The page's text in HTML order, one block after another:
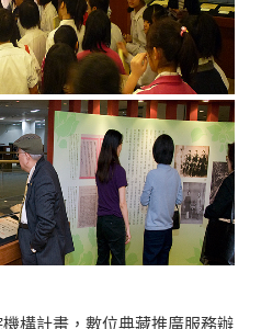
構計畫，數位典藏推廣服務辦